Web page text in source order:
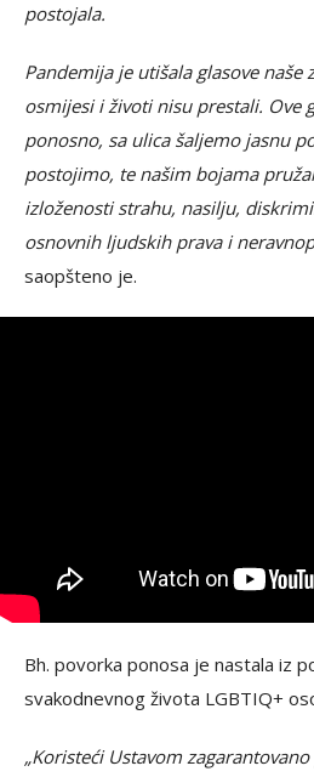
postojala.
Pandemija je utišala glasove naše
osmijesi i životi nisu prestali. Ove
ponosno, sa ulica šaljemo jasnu
postojimo, te našim bojama
izloženosti strahu, nasilju,
osnovnih ljudskih prava i
saopšteno je.
Bh. povorka ponosa je nastala iz
svakodnevnog života LGBTIQ+
„Koristeći Ustavom